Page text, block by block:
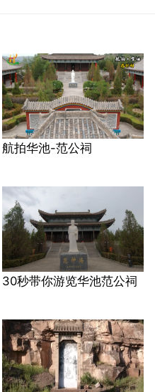
航拍华池-范公祠
30秒带你游览华池范公祠